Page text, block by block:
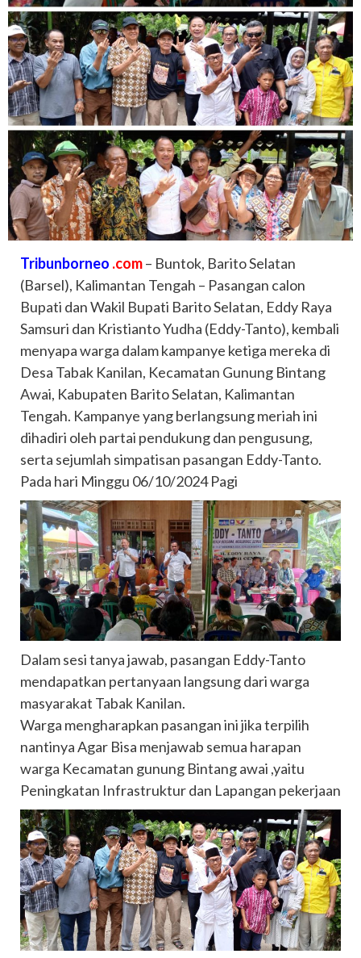
Tribunborneo .com– Buntok, Barito Selatan
(Barsel), Kalimantan Tengah – Pasangan calon
Bupati dan Wakil Bupati Barito Selatan, Eddy Raya
Samsuri dan Kristianto Yudha (Eddy-Tanto), kembali
menyapa warga dalam kampanye ketiga mereka di
Desa Tabak Kanilan, Kecamatan Gunung Bintang
Awai, Kabupaten Barito Selatan, Kalimantan
Tengah. Kampanye yang berlangsung meriah ini
dihadiri oleh partai pendukung dan pengusung,
serta sejumlah simpatisan pasangan Eddy-Tanto.
Pada hari Minggu 06/10/2024 Pagi
Dalam sesi tanya jawab, pasangan Eddy-Tanto
mendapatkan pertanyaan langsung dari warga
masyarakat Tabak Kanilan.
Warga mengharapkan pasangan ini jika terpilih
nantinya Agar Bisa menjawab semua harapan
warga Kecamatan gunung Bintang awai ,yaitu
Peningkatan Infrastruktur dan Lapangan pekerjaan